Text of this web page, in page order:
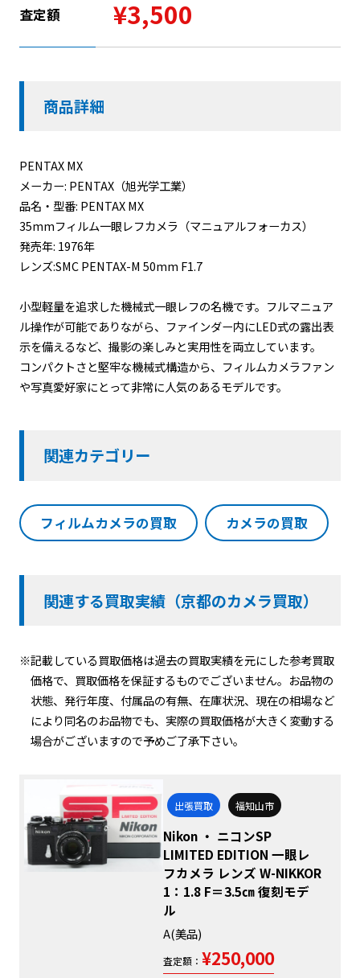
査定額 ¥3,500
商品詳細
PENTAX MX
メーカー: PENTAX（旭光学工業）
品名・型番: PENTAX MX
35mmフィルム一眼レフカメラ（マニュアルフォーカス）
発売年: 1976年
レンズ:SMC PENTAX-M 50mm F1.7
小型軽量を追求した機械式一眼レフの名機です。フルマニュア
ル操作が可能でありながら、ファインダー内にLED式の露出表
示を備えるなど、撮影の楽しみと実用性を両立しています。
コンパクトさと堅牢な機械式構造から、フィルムカメラファン
や写真愛好家にとって非常に人気のあるモデルです。
関連カテゴリー
フィルムカメラの買取 カメラの買取
関連する買取実績（京都のカメラ買取）
※記載している買取価格は過去の買取実績を元にした参考買取
価格で、買取価格を保証するものでございません。お品物の
状態、発行年度、付属品の有無、在庫状況、現在の相場など
により同名のお品物でも、実際の買取価格が大きく変動する
場合がございますので予めご了承下さい。
出張買取 福知山市
Nikon ・ ニコンSP
LIMITED EDITION 一眼レ
フカメラ レンズ W-NIKKOR
1：1.8 F＝3.5㎝ 復刻モデ
ル
A(美品)
査定額： ¥250,000